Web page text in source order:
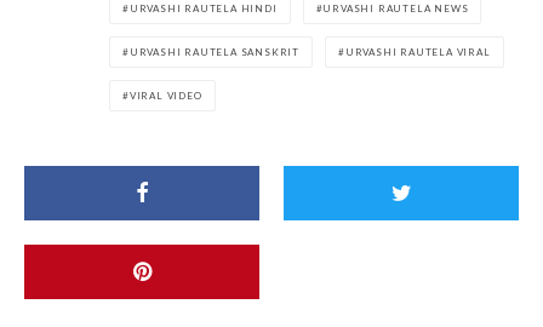
URVASHI RAUTELA HINDI URVASHI RAUTELA NEWS
URVASHI RAUTELA SANSKRIT URVASHI RAUTELA VIRAL
VIRAL VIDEO